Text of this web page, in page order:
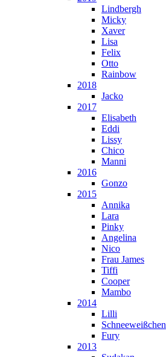
Lindbergh
Micky
Xaver
Lisa
Felix
Otto
Rainbow
2018
Jacko
2017
Elisabeth
Eddi
Lissy
Chico
Manni
2016
Gonzo
2015
Annika
Lara
Pinky
Angelina
Nico
Frau James
Tiffi
Cooper
Mambo
2014
Lilli
Schneeweißchen
Fury
2013